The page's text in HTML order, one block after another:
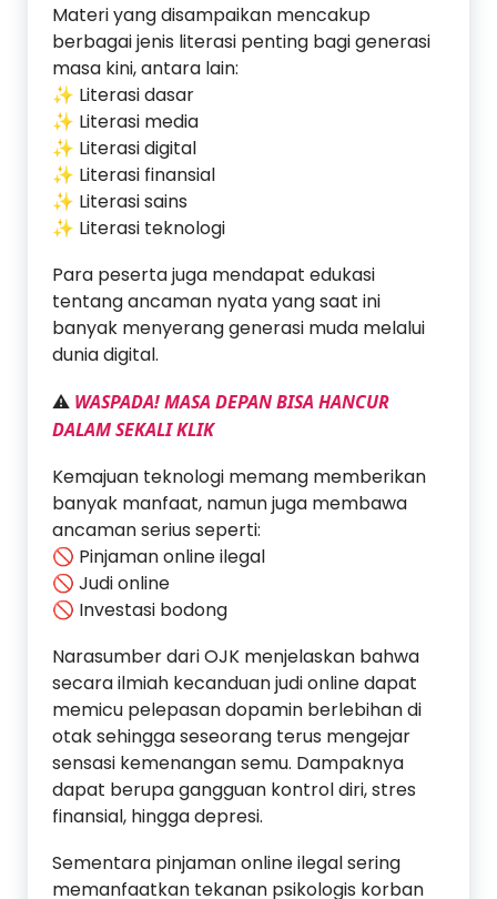
Materi yang disampaikan mencakup
berbagai jenis literasi penting bagi generasi
masa kini, antara lain:
✨ Literasi dasar
✨ Literasi media
✨ Literasi digital
✨ Literasi finansial
✨ Literasi sains
✨ Literasi teknologi
Para peserta juga mendapat edukasi
tentang ancaman nyata yang saat ini
banyak menyerang generasi muda melalui
dunia digital.
⚠️ WASPADA! MASA DEPAN BISA HANCUR
DALAM SEKALI KLIK
Kemajuan teknologi memang memberikan
banyak manfaat, namun juga membawa
ancaman serius seperti:
🚫 Pinjaman online ilegal
🚫 Judi online
🚫 Investasi bodong
Narasumber dari OJK menjelaskan bahwa
secara ilmiah kecanduan judi online dapat
memicu pelepasan dopamin berlebihan di
otak sehingga seseorang terus mengejar
sensasi kemenangan semu. Dampaknya
dapat berupa gangguan kontrol diri, stres
finansial, hingga depresi.
Sementara pinjaman online ilegal sering
memanfaatkan tekanan psikologis korban